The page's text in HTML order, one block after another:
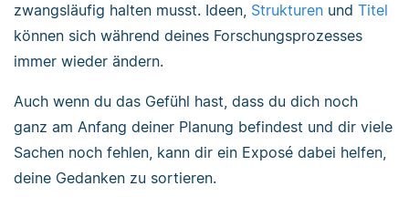
zwangsläufig halten musst. Ideen, Strukturen und Titel
können sich während deines Forschungsprozesses
immer wieder ändern.
Auch wenn du das Gefühl hast, dass du dich noch
ganz am Anfang deiner Planung befindest und dir viele
Sachen noch fehlen, kann dir ein Exposé dabei helfen,
deine Gedanken zu sortieren.